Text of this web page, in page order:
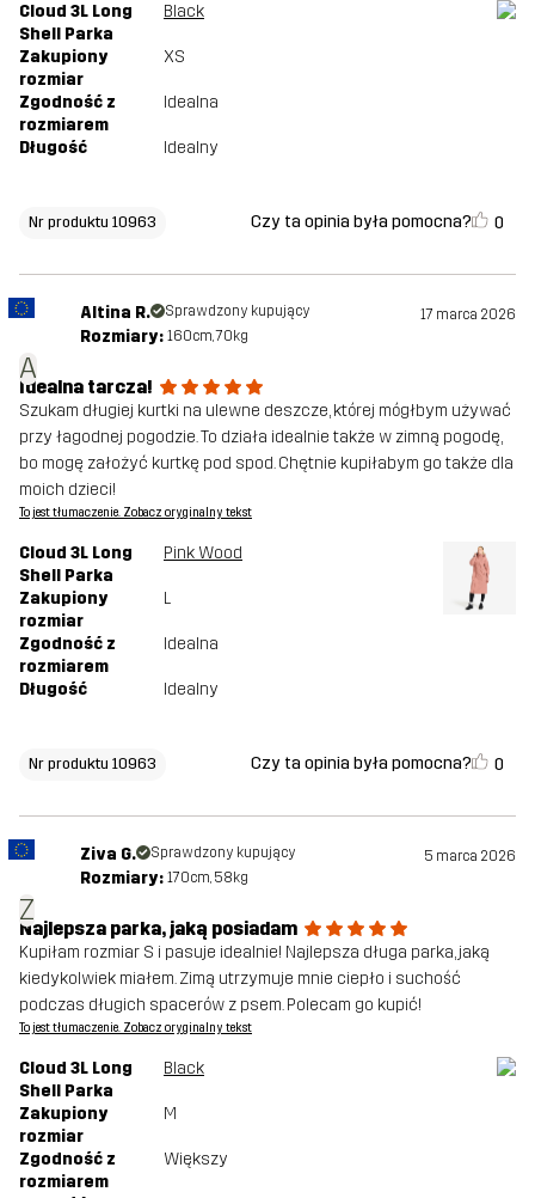
Cloud 3L Long
Shell Parka
Black
Zakupiony
rozmiar
XS
Zgodność z
rozmiarem
Idealna
Długość Idealny
Nr produktu 10963 Czy ta opinia była pomocna? 0
A
Altina R. Sprawdzony kupujący 17 marca 2026
Rozmiary: 160cm, 70kg
Idealna tarcza!
Szukam długiej kurtki na ulewne deszcze, której mógłbym używać
przy łagodnej pogodzie. To działa idealnie także w zimną pogodę,
bo mogę założyć kurtkę pod spod. Chętnie kupiłabym go także dla
moich dzieci!
To jest tłumaczenie. Zobacz oryginalny tekst
Cloud 3L Long
Shell Parka
Pink Wood
Zakupiony
rozmiar
L
Zgodność z
rozmiarem
Idealna
Długość Idealny
Nr produktu 10963 Czy ta opinia była pomocna? 0
Z
Ziva G. Sprawdzony kupujący 5 marca 2026
Rozmiary: 170cm, 58kg
Najlepsza parka, jaką posiadam
Kupiłam rozmiar S i pasuje idealnie! Najlepsza długa parka, jaką
kiedykolwiek miałem. Zimą utrzymuje mnie ciepło i suchość
podczas długich spacerów z psem. Polecam go kupić!
To jest tłumaczenie. Zobacz oryginalny tekst
Cloud 3L Long
Shell Parka
Black
Zakupiony
rozmiar
M
Zgodność z
rozmiarem
Większy